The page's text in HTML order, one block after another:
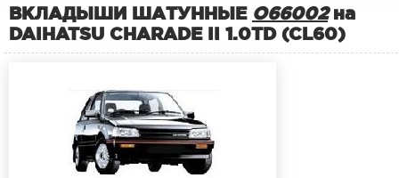
ВКЛАДЫШИ ШАТУННЫЕ O66002на
DAIHATSU CHARADE II 1.0TD (CL60)